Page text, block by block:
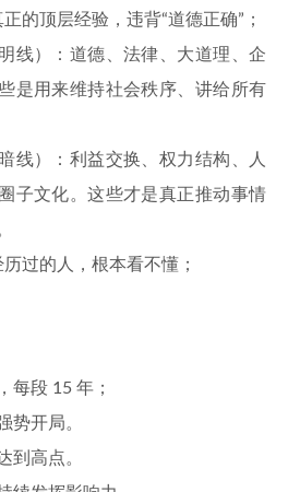
的顶层经验，违背“道德正确”；
线）：道德、法律、大道理、企
是用来维持社会秩序、讲给所有
线）：利益交换、权力结构、人
子文化。这些才是真正推动事情
过的人，根本看不懂；
每段 15 年；
势开局。
到高点。